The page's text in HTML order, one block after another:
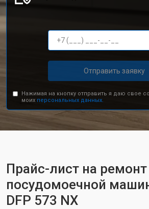
Отправить заявку
Нажимая на кнопку отправить я даю свое
моих персональных данных.
Прайс-лист на ремонт
посудомоечной
DFP 573 NX